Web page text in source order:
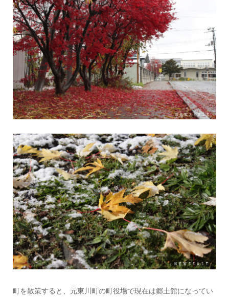
町を散策すると、元東川町の町役場で現在は郷土館になってい